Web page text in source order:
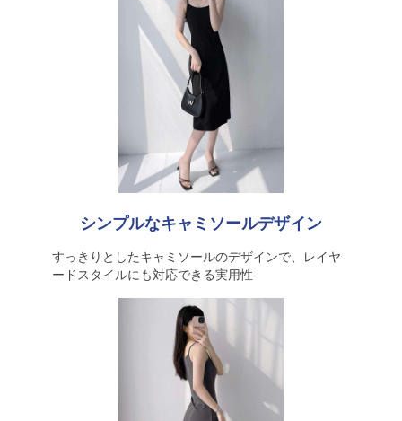
シンプルなキャミソールデザイン
すっきりとしたキャミソールのデザインで、レイヤ
ードスタイルにも対応できる実用性